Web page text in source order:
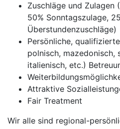
Zuschläge und Zulagen
50% Sonntagszulage,
Überstundenzuschläge)
Persönliche,
polnisch, mazedonisch,
italienisch, etc.)
Attraktive
Fair Treatment
Wir alle sind regional-